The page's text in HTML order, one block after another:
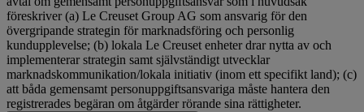
föreskriver (a) Le Creuset Group AG som ansvarig för den
övergripande strategin för marknadsföring och personlig
kundupplevelse; (b) lokala Le Creuset enheter drar nytta av och
implementerar strategin samt självständigt utvecklar
marknadskommunikation/lokala initiativ (inom ett specifikt land); (c)
att båda gemensamt personuppgiftsansvariga måste hantera den
registrerades begäran om åtgärder rörande sina rättigheter.